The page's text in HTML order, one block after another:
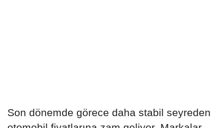
Son dönemde görece daha stabil seyreden